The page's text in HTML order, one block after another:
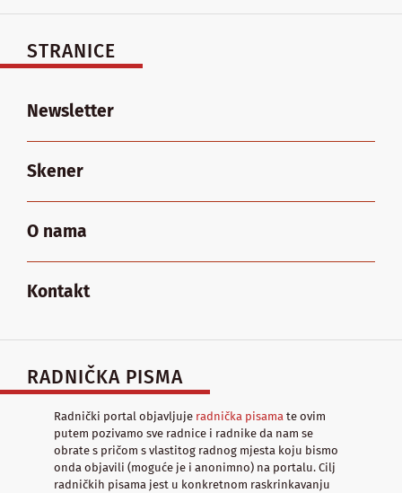
STRANICE
Newsletter
Skener
O nama
Kontakt
RADNIČKA PISMA
Radnički portal objavljuje radnička pisama te ovim
putem pozivamo sve radnice i radnike da nam se
obrate s pričom s vlastitog radnog mjesta koju bismo
onda objavili (moguće je i anonimno) na portalu. Cilj
radničkih pisama jest u konkretnom raskrinkavanju